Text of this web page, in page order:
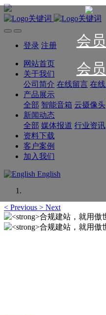
会
会
登录 注册
网站首页
关于我们
公司简介 在线留言 在
产品展示
全部 智能音箱 云摄像头
新闻动态
全部 媒体报道 行业资讯
资料下载
客户案例
加入我们
English
< Previous > Next